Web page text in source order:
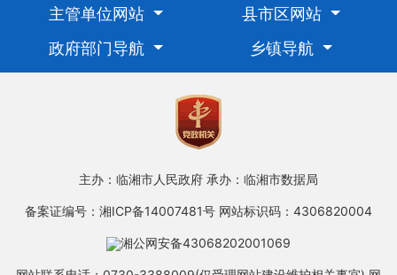
主管单位网站
县市区网站
政府部门导航
乡镇导航
主办：临湘市人民政府 承办：临湘市数据局
备案证编号：湘ICP备14007481号 网站标识码：4306820004
湘公网安备43068202001069